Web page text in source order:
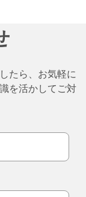
たら、お気軽に
を活かしてご対